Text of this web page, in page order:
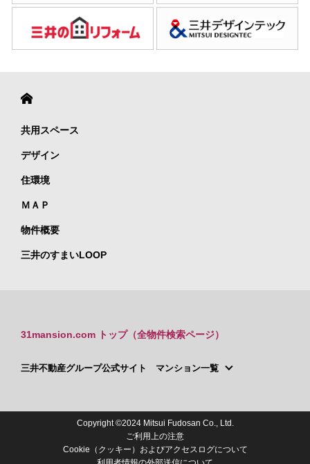
共用スペース
デザイン
住環境
ＭＡＰ
物件概要
三井のすまいLOOP
31mansion.com トップ（全物件検索ページ）
三井不動産グループ公式サイト マンション一覧
Copyright ©2024 Mitsui Fudosan Co., Ltd.
ご利用上の注意
Cookie（クッキー）およびアクセスログについて